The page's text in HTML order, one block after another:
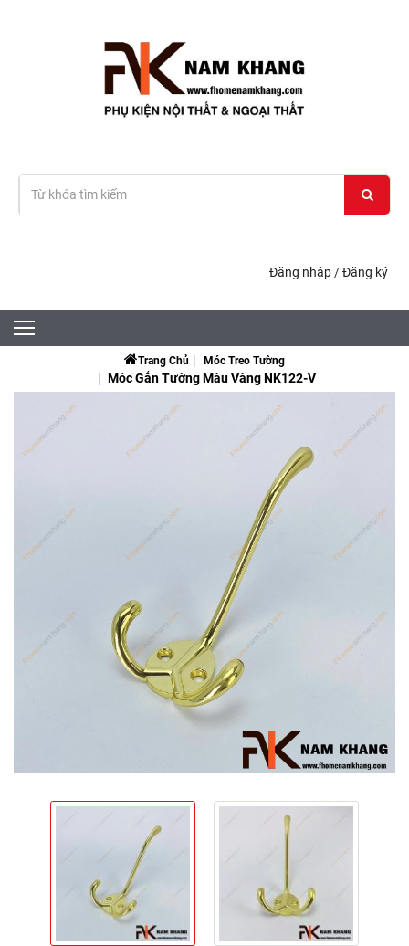
Đăng nhập /Đăng ký
Trang Chủ Móc Treo Tường
Móc Gắn Tường Màu Vàng NK122-V